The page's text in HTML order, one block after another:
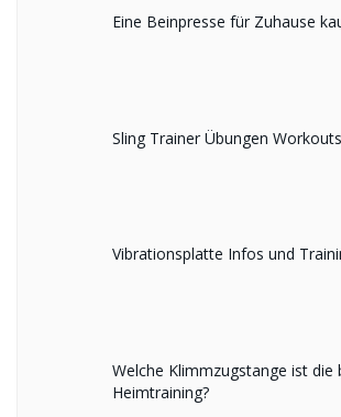
Eine Beinpresse für Zuhause
Sling Trainer Übungen
Vibrationsplatte Infos und
Welche Klimmzugstange ist die
Heimtraining?